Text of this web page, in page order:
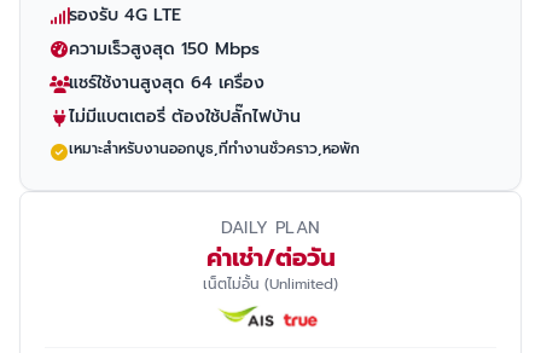
รองรับ 4G LTE
ความเร็วสูงสุด 150 Mbps
แชร์ใช้งานสูงสุด 64 เครื่อง
ไม่มีแบตเตอรี่ ต้องใช้ปลั๊กไฟบ้าน
เหมาะสำหรับงานออกบูธ,ที่ทำงานชั่วคราว,หอพัก
DAILY PLAN
ค่าเช่า/ต่อวัน
เน็ตไม่อั้น (Unlimited)